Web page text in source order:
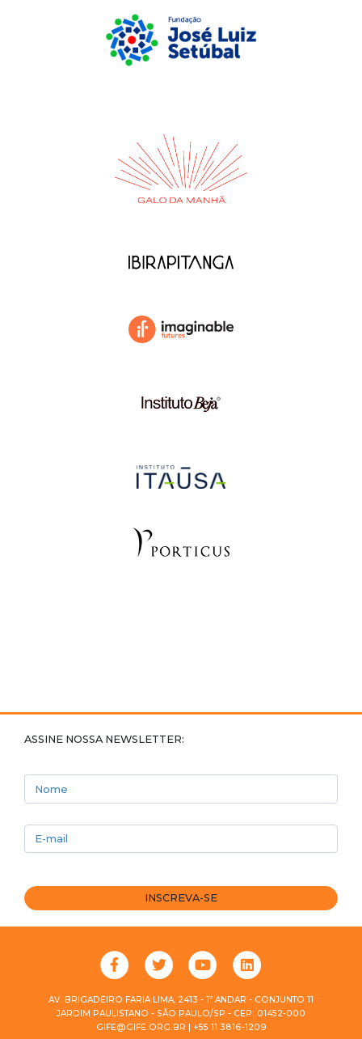
ASSINE NOSSA NEWSLETTER:
INSCREVA-SE
AV. BRIGADEIRO FARIA LIMA, 2413 - 1º ANDAR - CONJUNTO 11
JARDIM PAULISTANO - SÃO PAULO/SP - CEP: 01452-000
GIFE@GIFE.ORG.BR | +55 11 3816-1209